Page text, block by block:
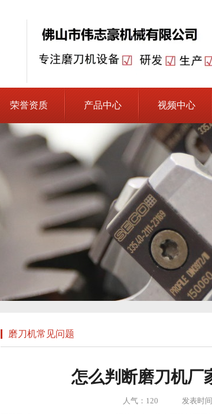
荣誉资质 产品中心 视频中心
磨刀机常见问题
怎么判断磨刀机厂
人气： 120 发表时